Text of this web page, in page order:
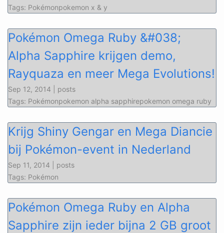
Tags: Pokémonpokemon x & y
Pokémon Omega Ruby &#038;
Alpha Sapphire krijgen demo,
Rayquaza en meer Mega Evolutions!
Sep 12, 2014 | posts
Tags: Pokémonpokemon alpha sapphirepokemon omega ruby
Krijg Shiny Gengar en Mega Diancie
bij Pokémon-event in Nederland
Sep 11, 2014 | posts
Tags: Pokémon
Pokémon Omega Ruby en Alpha
Sapphire zijn ieder bijna 2 GB groot